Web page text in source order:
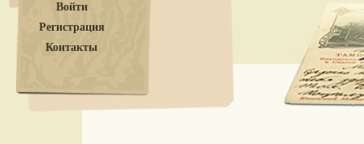
Войти
Регистрация
Контакты